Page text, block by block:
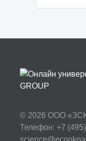
© 2026 ООО
Телефон: +7